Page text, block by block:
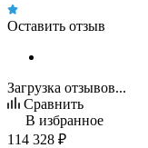
Оставить отзыв
Загрузка отзывов...
Сравнить
В избранное
114 328 ₽